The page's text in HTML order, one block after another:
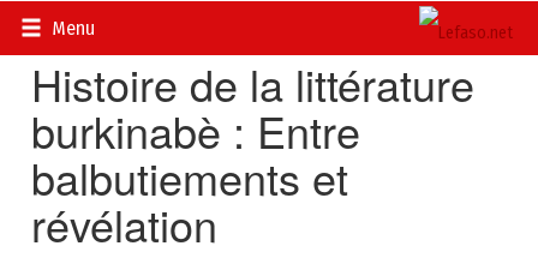
Menu
Accueil> La page d’histoire du Burkina
Histoire de la littérature
burkinabè : Entre
balbutiements et
révélation